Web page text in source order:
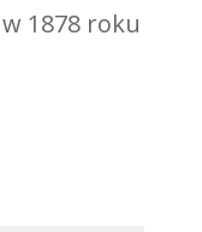
1878 roku